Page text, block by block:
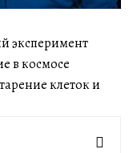
эксперимент
в космосе
клеток и